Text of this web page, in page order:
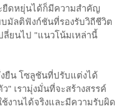
ดหยุ่นได้ก็มีความสำคัญ
มัลติฟังก์ชันที่รองรับวิถีชีวิต
ลี่ยนไป "แนวโน้มเหล่านี้
ยืน โซลูชันที่ปรับแต่งได้
" เรามุ่งมั่นที่จะสร้างสรรค์
งานได้จริงและมีความรับผิด